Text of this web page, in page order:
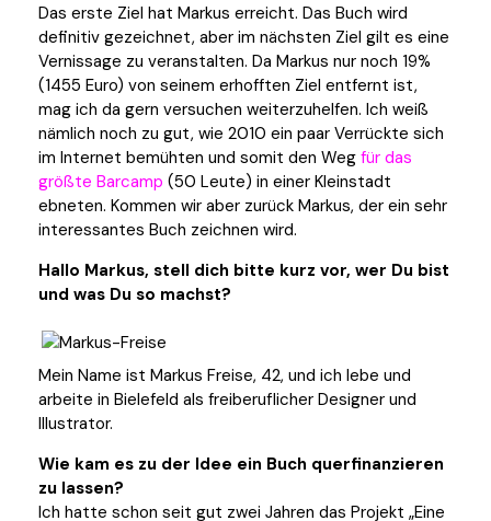
Das erste Ziel hat Markus erreicht. Das Buch wird
definitiv gezeichnet, aber im nächsten Ziel gilt es eine
Vernissage zu veranstalten. Da Markus nur noch 19%
(1455 Euro) von seinem erhofften Ziel entfernt ist,
mag ich da gern versuchen weiterzuhelfen. Ich weiß
nämlich noch zu gut, wie 2010 ein paar Verrückte sich
im Internet bemühten und somit den Weg für das
größte Barcamp (50 Leute) in einer Kleinstadt
ebneten. Kommen wir aber zurück Markus, der ein sehr
interessantes Buch zeichnen wird.
Hallo Markus, stell dich bitte kurz vor, wer Du bist
und was Du so machst?
Mein Name ist Markus Freise, 42, und ich lebe und
arbeite in Bielefeld als freiberuflicher Designer und
Illustrator.
Wie kam es zu der Idee ein Buch querfinanzieren
zu lassen?
Ich hatte schon seit gut zwei Jahren das Projekt „Eine